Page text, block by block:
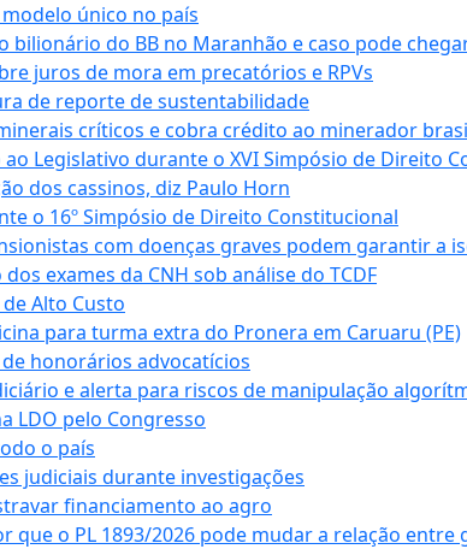
único no país
do BB no Maranhão e caso pode chegar
juros de mora em precatórios e RPVs
de reporte de sustentabilidade
críticos e cobra crédito ao minerador
Legislativo durante o XVI Simpósio de Direito
dos cassinos, diz Paulo Horn
o 16º Simpósio de Direito Constitucional
com doenças graves podem garantir a
exames da CNH sob análise do TCDF
Alto Custo
para turma extra do Pronera em Caruaru (PE)
honorários advocatícios
e alerta para riscos de manipulação
LDO pelo Congresso
o país
judiciais durante investigações
financiamento ao agro
que o PL 1893/2026 pode mudar a relação